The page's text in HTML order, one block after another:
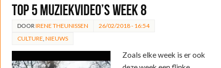
Top 5 muziekvideo’s week 8
DOOR IRENE THEUNISSEN
26/02/2018 - 16:54
CULTURE NIEUWS
Zoals elke week is er ook